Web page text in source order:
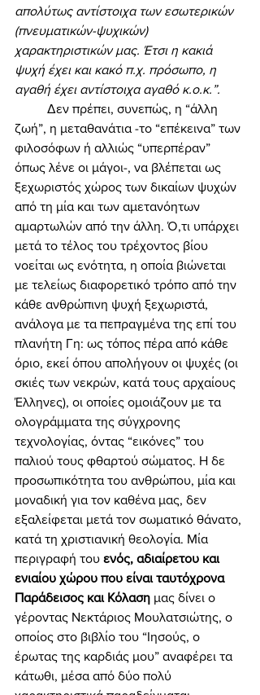
απολύτως αντίστοιχα των εσωτερικών
(πνευματικών-ψυχικών)
χαρακτηριστικών μας. Έτσι η κακιά
ψυχή έχει και κακό π.χ. πρόσωπο, η
αγαθή έχει αντίστοιχα αγαθό κ.ο.κ.”.
ζωή”, η μεταθανάτια -το “επέκεινα” των
φιλοσόφων ή αλλιώς “υπερπέραν”
όπως λένε οι μάγοι-, να βλέπεται ως
ξεχωριστός χώρος των δικαίων ψυχών
από τη μία και των αμετανόητων
αμαρτωλών από την άλλη. Ό,τι υπάρχει
μετά το τέλος του τρέχοντος βίου
νοείται ως ενότητα, η οποία βιώνεται
με τελείως διαφορετικό τρόπο από την
κάθε ανθρώπινη ψυχή ξεχωριστά,
ανάλογα με τα πεπραγμένα της επί του
πλανήτη Γη: ως τόπος πέρα από κάθε
όριο, εκεί όπου απολήγουν οι ψυχές (οι
σκιές των νεκρών, κατά τους αρχαίους
Έλληνες), οι οποίες ομοιάζουν με τα
ολογράμματα της σύγχρονης
τεχνολογίας, όντας “εικόνες” του
παλιού τους φθαρτού σώματος. Η δε
προσωπικότητα του ανθρώπου, μία και
μοναδική για τον καθένα μας, δεν
εξαλείφεται μετά τον σωματικό θάνατο,
κατά τη χριστιανική θεολογία. Μία
περιγραφή του ενός, αδιαίρετου και
ενιαίου χώρου που είναι ταυτόχρονα
Παράδεισος και Κόλαση μας δίνει ο
γέροντας Νεκτάριος Μουλατσιώτης, ο
οποίος στο βιβλίο του “Ιησούς, ο
έρωτας της καρδιάς μου” αναφέρει τα
κάτωθι, μέσα από δύο πολύ